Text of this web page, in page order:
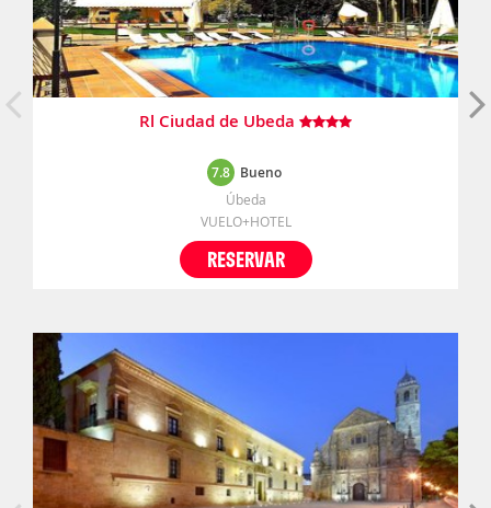
Rl Ciudad de Ubeda
7.8 Bueno
Úbeda
VUELO+HOTEL
RESERVAR